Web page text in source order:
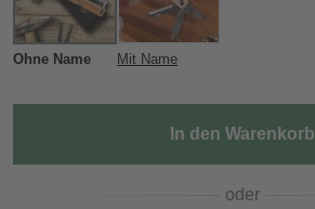
Ohne Name Mit Name
In den Warenkorb
oder